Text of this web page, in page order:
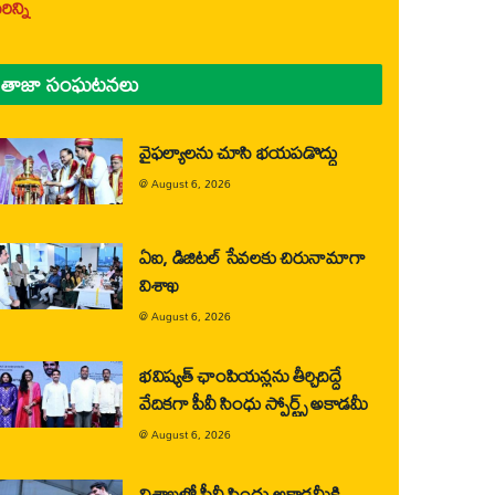
తాజా సంఘటనలు
వైఫల్యాలను చూసి భయపడొద్దు
@August 6, 2026
ఏఐ, డిజిటల్ సేవలకు చిరునామాగా
విశాఖ
@August 6, 2026
భవిష్యత్ ఛాంపియన్లను తీర్చిదిద్దే
వేదికగా పీవీ సింధు స్పోర్ట్స్ అకాడమీ
@August 6, 2026